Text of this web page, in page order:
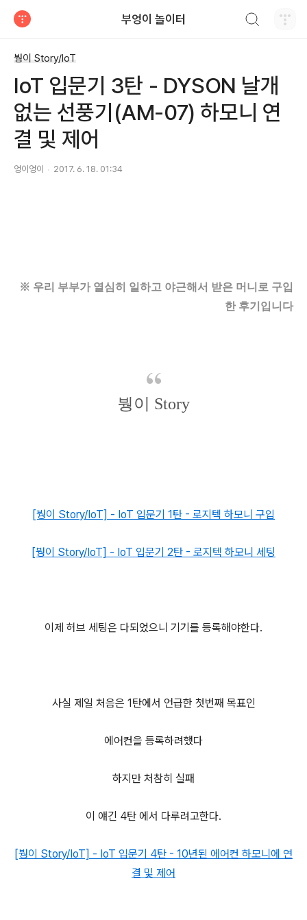
부엉이 놀이터
붱이 Story/IoT
IoT 입문기 3탄 - DYSON 날개
없는 선풍기(AM-07) 하모니 연
결 및 제어
엉이엉이 2017. 6. 18. 01:34
※ 우리 부부가 열심히 일하고 야근해서 받은 머니로 구입
한후기입니다
붱이 Story
[붱이 Story/IoT] - IoT 입문기 1탄 - 로지텍 하모니 구입
[붱이 Story/IoT] - IoT 입문기 2탄 - 로지텍 하모니 세팅
이제 허브 세팅은 다되었으니 기기를 등록해야한다.
사실 제일 처음은 1탄에서 언급한 첫번째 목표인
에어컨을 등록하려했다
하지만 처참히 실패
이 얘긴 4탄 에서 다루려고한다.
[붱이 Story/IoT] - IoT 입문기 4탄 - 10년된 에어컨 하모니에 연
결 및 제어